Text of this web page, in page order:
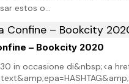
estos o…
– Bookcity 2020
in occasione di&nbsp;<a